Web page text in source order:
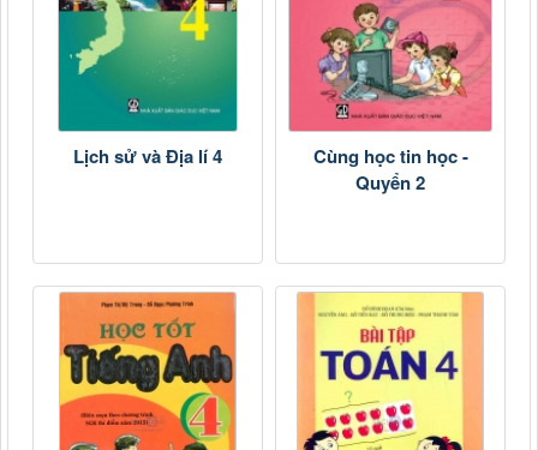
Lịch sử và Địa lí 4
Cùng học tin học -
Quyển 2